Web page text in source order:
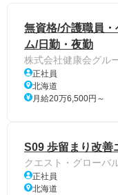
無資格/介護職員
ム/日勤・夜勤
株式会社健康会グル
正社員
北海道
月給20万6,500円～
S09 歩留まり改善
クエスト・グローバ
正社員
北海道